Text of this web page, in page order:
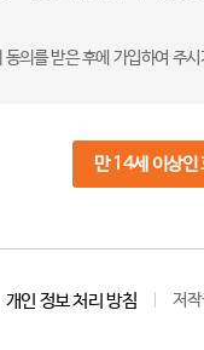
의를 받은 후에 가입하여 주
만 14세 이상인
개인 정보 처리 방침 저